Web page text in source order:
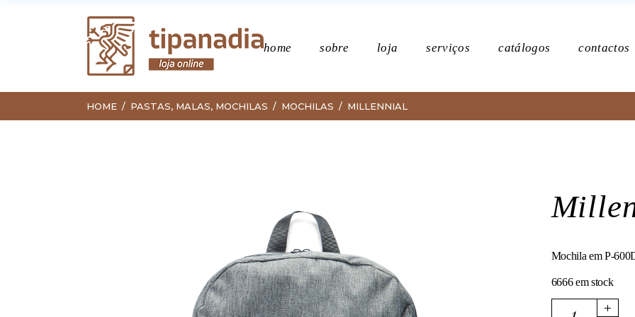
home sobre loja serviços catálogos contactos
HOME PASTAS, MALAS, MOCHILAS MOCHILAS MILLENNIAL
Mochila em P-
6666 em stock
Millennial quantity